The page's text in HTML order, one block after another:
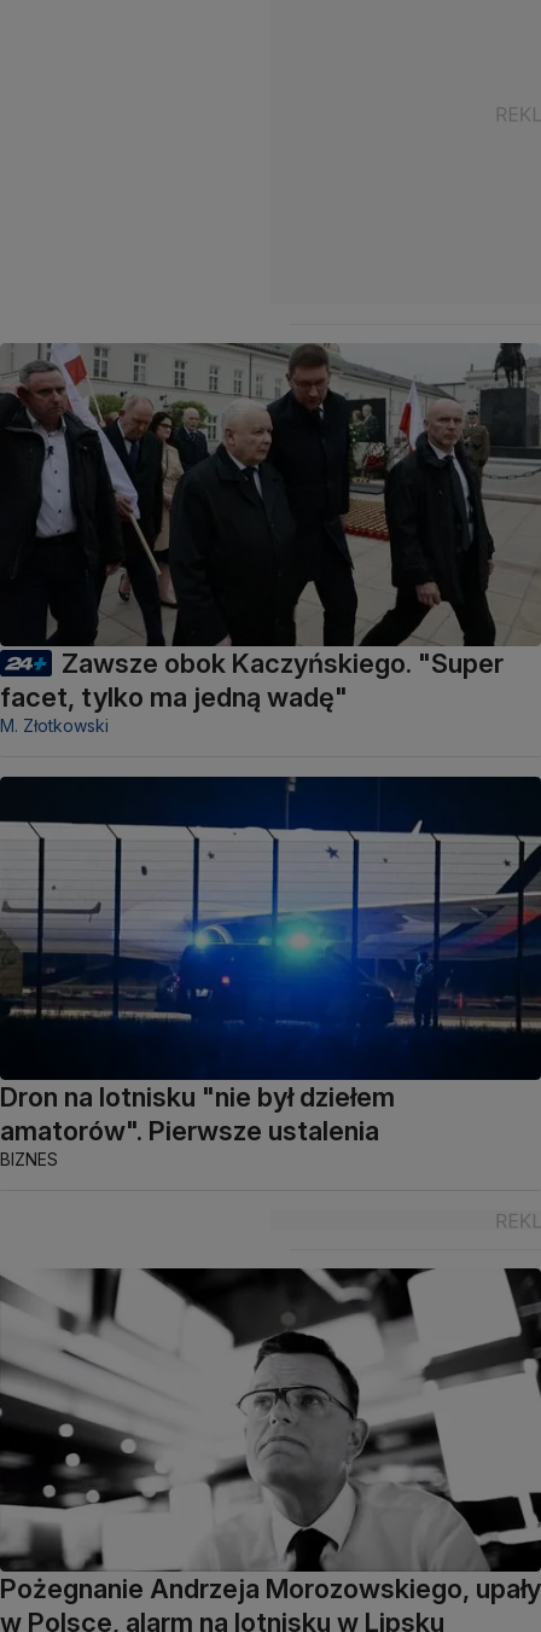
Zawsze obok Kaczyńskiego. "Super
facet, tylko ma jedną wadę"
M. Złotkowski
Dron na lotnisku "nie był dziełem
amatorów". Pierwsze ustalenia
BIZNES
Pożegnanie Andrzeja Morozowskiego, upały
w Polsce, alarm na lotnisku w Lipsku